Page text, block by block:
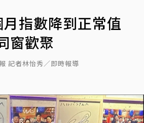
指數降到正常值
窗歡聚
記者林怡秀／即時報導